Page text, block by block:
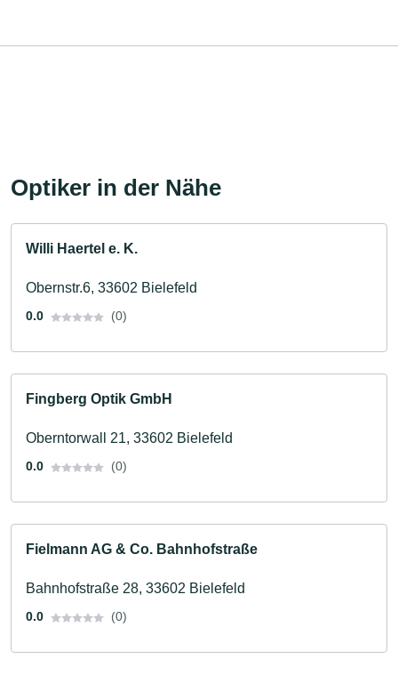
Optiker in der Nähe
Willi Haertel e. K.
Obernstr.6, 33602 Bielefeld
0.0 (0)
Fingberg Optik GmbH
Oberntorwall 21, 33602 Bielefeld
0.0 (0)
Fielmann AG & Co. Bahnhofstraße
Bahnhofstraße 28, 33602 Bielefeld
0.0 (0)